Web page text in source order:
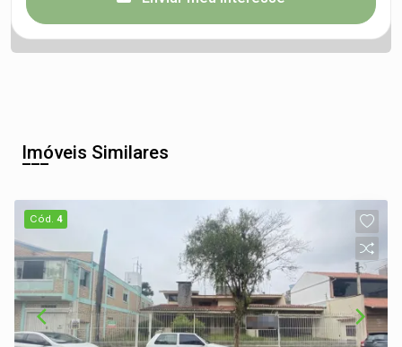
Imóveis Similares
Cód.4